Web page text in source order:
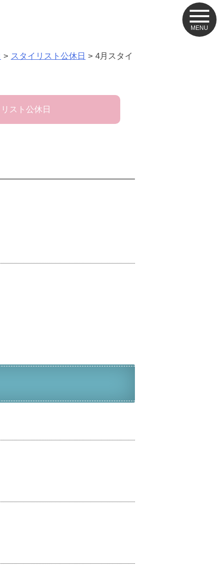
> スタイリスト公休日 > 4月スタイ
スト公休日